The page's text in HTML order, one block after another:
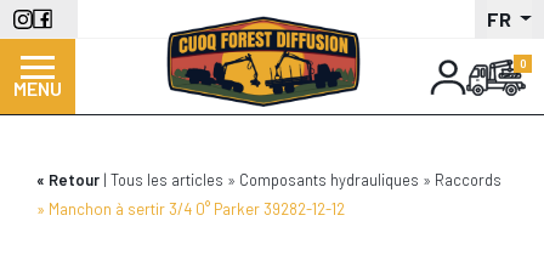
Aller
au
contenu
principal
FR
MENU
Retour Tous les articles Composants hydrauliques
Raccords
Manchon à sertir 3/4 0° Parker 39282-12-12